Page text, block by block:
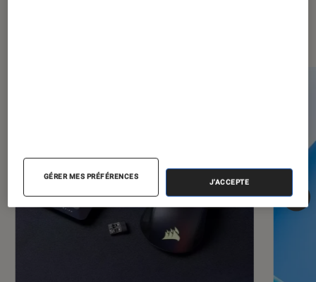
GÉRER MES PRÉFÉRENCES
J'ACCEPTE